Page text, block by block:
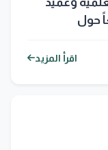
حول
اقرأ المزيد